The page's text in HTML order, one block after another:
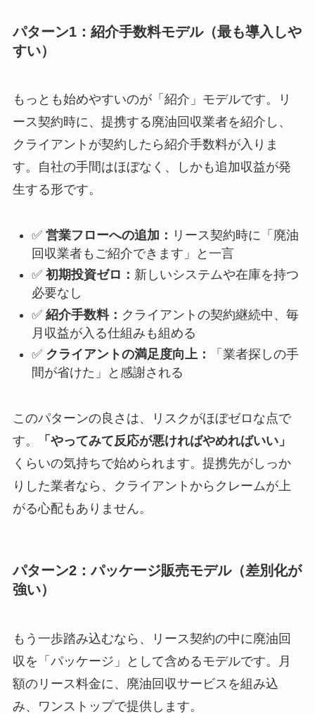
パターン1：紹介手数料モデル（最も導入しや
すい）
もっとも始めやすいのが「紹介」モデルです。リ
ース契約時に、提携する廃油回収業者を紹介し、
クライアントが契約したら紹介手数料が入りま
す。自社の手間はほぼなく、しかも追加収益が発
生する形です。
✅ 営業フローへの追加： リース契約時に「廃油
回収業者もご紹介できます」と一言
✅ 初期投資ゼロ： 新しいシステムや在庫を持つ
必要なし
✅ 紹介手数料： クライアントの契約継続中、毎
月収益が入る仕組みも組める
✅ クライアントの満足度向上：
「業者探しの手
間が省けた」と感謝される
このパターンの良さは、リスクがほぼゼロな点で
す。
「やってみて反応が悪ければやめればいい」
くらいの気持ちで始められます。提携先がしっか
りした業者なら、クライアントからクレームが上
がる心配もありません。
パターン2：パッケージ販売モデル（差別化が
強い）
もう一歩踏み込むなら、リース契約の中に廃油回
収を「パッケージ」として含めるモデルです。月
額のリース料金に、廃油回収サービスを組み込
み、ワンストップで提供します。